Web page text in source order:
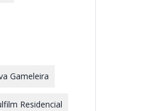
Gameleira
Residencial